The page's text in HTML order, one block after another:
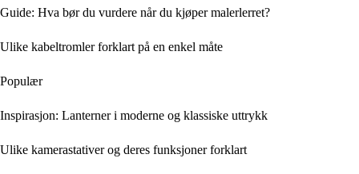
Guide: Hva bør du vurdere når du kjøper malerlerret?
Ulike kabeltromler forklart på en enkel måte
Populær
Inspirasjon: Lanterner i moderne og klassiske uttrykk
Ulike kamerastativer og deres funksjoner forklart